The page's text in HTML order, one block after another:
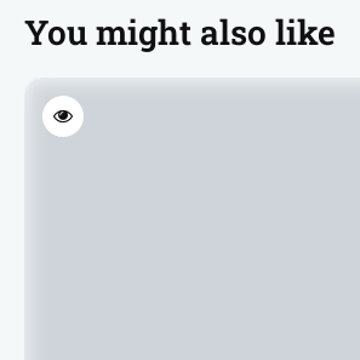
You might also like